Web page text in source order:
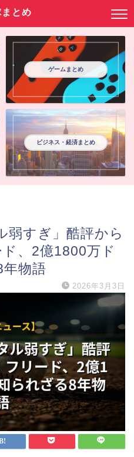
とめ
ゲームまとめ
ビジネス・経済まとめ
弱すぎ」酷評から
、2億1800万ド
物語
2026年3月3日